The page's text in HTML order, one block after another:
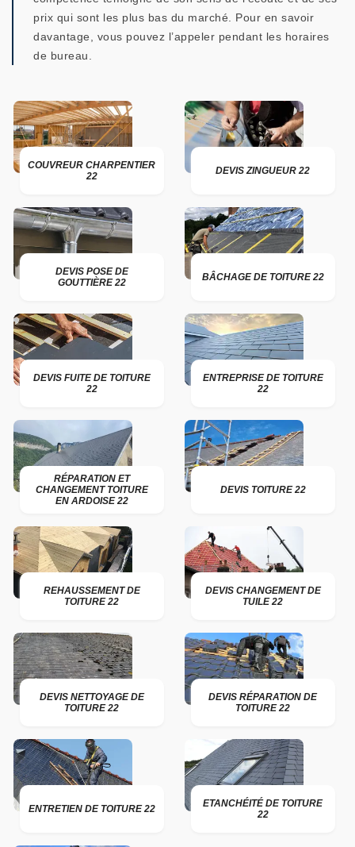
prix qui sont les plus bas du marché. Pour en savoir
davantage, vous pouvez l’appeler pendant les horaires
de bureau.
COUVREUR CHARPENTIER
22
DEVIS ZINGUEUR 22
DEVIS POSE DE
GOUTTIÈRE 22
BÂCHAGE DE TOITURE 22
DEVIS FUITE DE TOITURE
22
ENTREPRISE DE TOITURE
22
RÉPARATION ET
CHANGEMENT TOITURE
EN ARDOISE 22
DEVIS TOITURE 22
REHAUSSEMENT DE
TOITURE 22
DEVIS CHANGEMENT DE
TUILE 22
DEVIS NETTOYAGE DE
TOITURE 22
DEVIS RÉPARATION DE
TOITURE 22
ENTRETIEN DE TOITURE 22
ETANCHÉITÉ DE TOITURE
22